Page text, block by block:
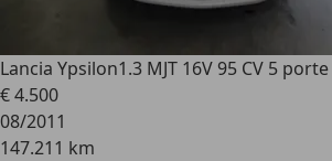
Lancia Ypsilon1.3 MJT 16V 95 CV 5
€ 4.500
08/2011
147.211 km